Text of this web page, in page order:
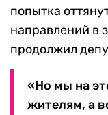
попытка
направлений в
продолжил
«Но мы на
жителям, а